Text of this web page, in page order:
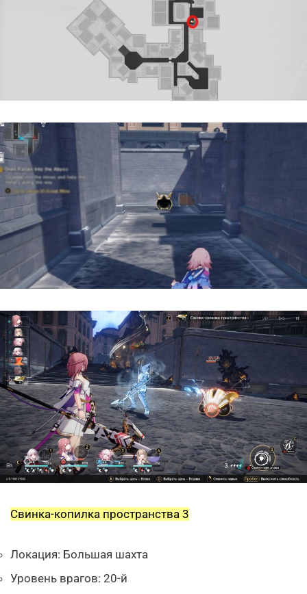
Свинка-копилка пространства 3
Локация: Большая шахта
Уровень врагов: 20-й